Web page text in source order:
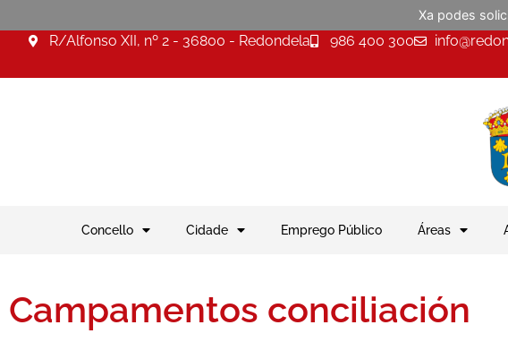
Xa podes
R/Alfonso XII, nº 2 - 36800 - Redondela 986 400 300
Concello Cidade Emprego Público Áreas
Campamentos conciliación